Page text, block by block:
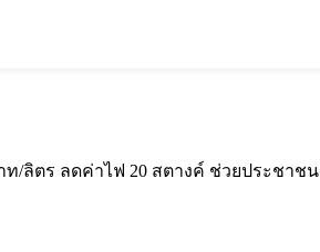
ท/ลิตร ลดค่าไฟ 20 สตางค์ ช่วยประชาชน